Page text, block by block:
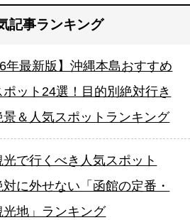
記事ランキング
年最新版】沖縄本島おすすめ
ポット24選！目的別絶対行き
景＆人気スポットランキング
光で行くべき人気スポット
対に外せない「函館の定番・
光地」ランキング